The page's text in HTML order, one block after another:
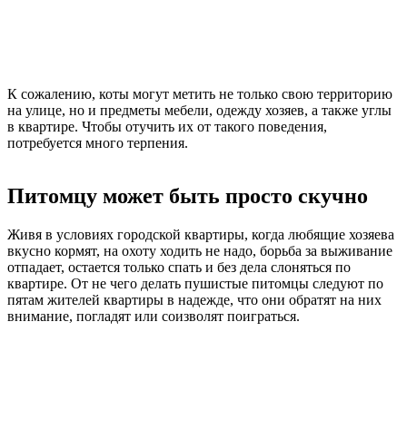
К сожалению, коты могут метить не только свою территорию
на улице, но и предметы мебели, одежду хозяев, а также углы
в квартире. Чтобы отучить их от такого поведения,
потребуется много терпения.
Питомцу может быть просто скучно
Живя в условиях городской квартиры, когда любящие хозяева
вкусно кормят, на охоту ходить не надо, борьба за выживание
отпадает, остается только спать и без дела слоняться по
квартире. От не чего делать пушистые питомцы следуют по
пятам жителей квартиры в надежде, что они обратят на них
внимание, погладят или соизволят поиграться.